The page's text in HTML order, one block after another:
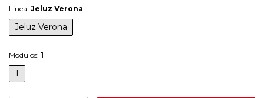
Linea: Jeluz Verona
Jeluz Verona
Modulos: 1
1